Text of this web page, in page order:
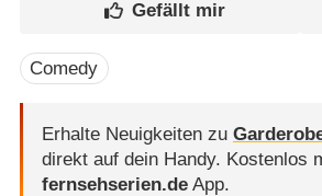
Comedy
Erhalte Neuigkeiten zu
direkt auf dein Handy. Kostenlos
fernsehserien.deApp.